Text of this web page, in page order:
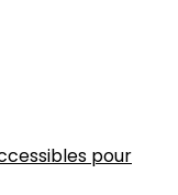
pour